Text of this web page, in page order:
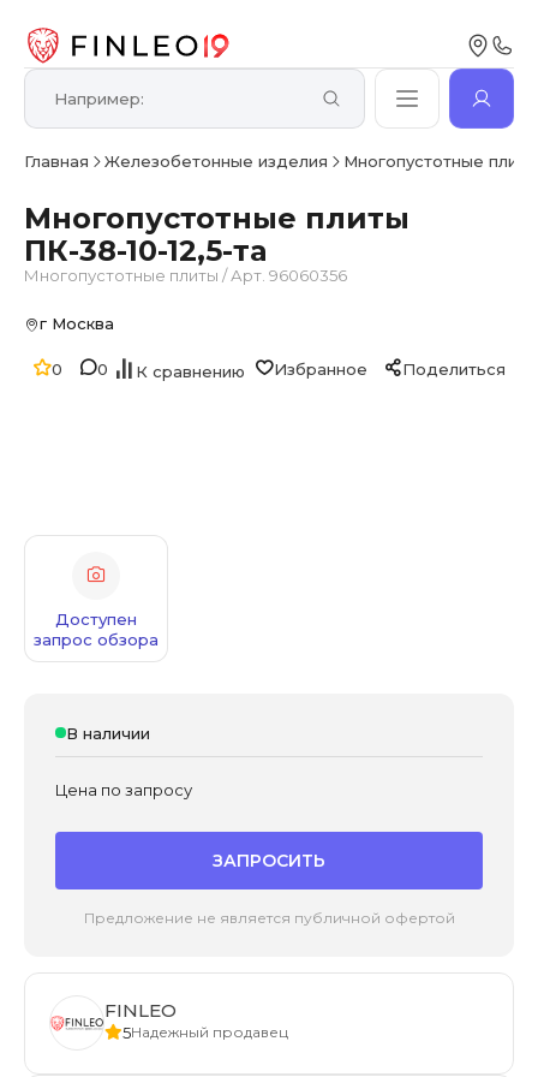
Главная Железобетонные изделия Многопустотные плиты
Многопустотные плиты
ПК-38-10-12,5-та
Многопустотные плиты /Арт. 96060356
0 0 К сравнению Избранное Поделиться
г Москва
Доступен
запрос обзора
В наличии
Цена по запросу
ЗАПРОСИТЬ
Предложение не является публичной офертой
FINLEO
5Надежный продавец